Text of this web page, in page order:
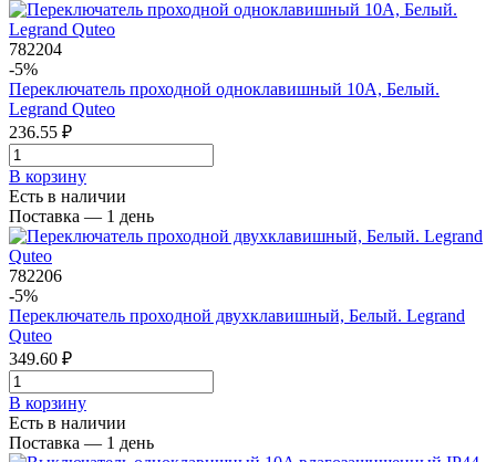
782204
-5%
Переключатель проходной одноклавишный 10A, Белый.
Legrand Quteo
236.55 ₽
В корзинy
Есть в наличии
Поставка — 1 день
782206
-5%
Переключатель проходной двухклавишный, Белый. Legrand
Quteo
349.60 ₽
В корзинy
Есть в наличии
Поставка — 1 день